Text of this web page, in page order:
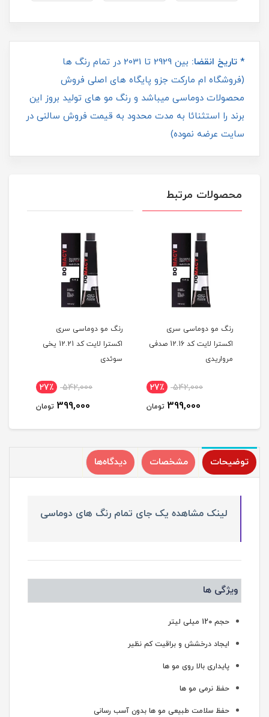
* تاریخ انقضا:
بین 2929 تا 2031 در تمام رنگ ها
(فروشگاه ام مارکت جزو پایگاه های اصلی فروش
محصولات دوماسی میباشد و رنگ مو های تولید بروز این
برند را استثنائا به مدت محدود به قیمت فروش سالنی در
سایت عرضه نموده)
محصولات مرتبط
رنگ مو دوماسی سری
اکسترا لایت کد 12.16 صدفی
مرواریدی
542,000 27٪
399,000 تومان
رنگ مو دوماسی سری
اکسترا لایت کد 12.21 یخی
سوئدی
542,000 27٪
399,000 تومان
توضیحات مشخصات دیدگاه‌ها
لینک مشاهده یک جای تمام رنگ های دوماسی
ویژگی ها
حجم 120 میلی لیتر
ایجاد درخشش و براقیت کم نظیر
پایداری بالا روی مو ها
حفظ نرمی مو ها
حفظ سلامت طبیعی مو ها بدون آسب رسانی